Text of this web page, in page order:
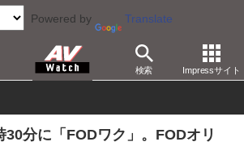
Powered by Translate
検索 Impressサイト
・サービス 映像配信 その他
30分に「FODワク」。FODオリ